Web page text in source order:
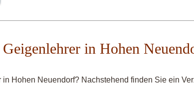
in Hohen
Hohen Neuendorf? Nachstehend finden Sie ein